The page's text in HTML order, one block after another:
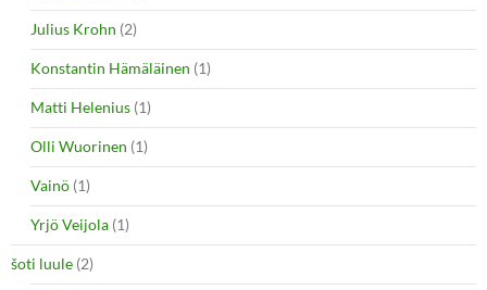
Julius Krohn (2)
Konstantin Hämäläinen (1)
Matti Helenius (1)
Olli Wuorinen (1)
Vainö (1)
Yrjö Veijola (1)
šoti luule (2)